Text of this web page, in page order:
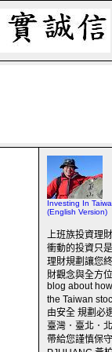
Investing In
(English Version)
上班族投資理財
衝動的投資只
理財規劃讓您
財觀念與全方
blog about
the Taiwan
由安全 規劃必
臺灣．臺北．
帶給您謹慎保